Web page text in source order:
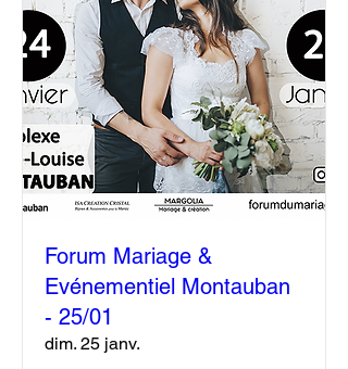
Forum Mariage &
Evénementiel Montauban
- 25/01
dim. 25 janv.